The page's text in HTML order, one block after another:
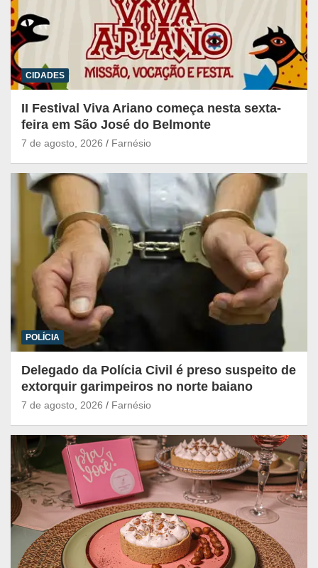
CIDADES
II Festival Viva Ariano começa nesta sexta-
feira em São José do Belmonte
7 de agosto, 2026 Farnésio
POLÍCIA
Delegado da Polícia Civil é preso suspeito de
extorquir garimpeiros no norte baiano
7 de agosto, 2026 Farnésio